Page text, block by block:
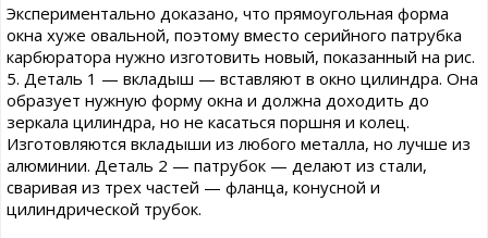
Экспериментально доказано, что прямоугольная форма
окна хуже овальной, поэтому вместо серийного патрубка
карбюратора нужно изготовить новый, показанный на рис.
5. Деталь 1 — вкладыш — вставляют в окно цилиндра. Она
образует нужную форму окна и должна доходить до
зеркала цилиндра, но не касаться поршня и колец.
Изготовляются вкладыши из любого металла, но лучше из
алюминии. Деталь 2 — патрубок — делают из стали,
сваривая из трех частей — фланца, конусной и
цилиндрической трубок.